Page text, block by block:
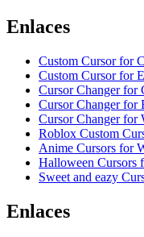
Enlaces
Custom Cursor for
Custom Cursor for
Cursor Changer for
Cursor Changer for
Cursor Changer for
Roblox Custom
Anime Cursors for
Halloween Cursors
Sweet and eazy
Enlaces